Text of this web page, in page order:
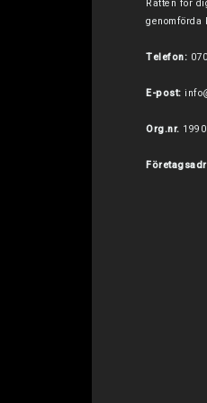
Rätten för
genomförda
Telefon:
E-post:
Org.nr.